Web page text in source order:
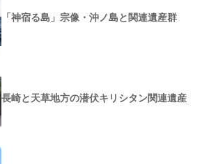
「神宿る島」宗像・沖ノ島と関連遺産群
長崎と天草地方の潜伏キリシタン関連遺産